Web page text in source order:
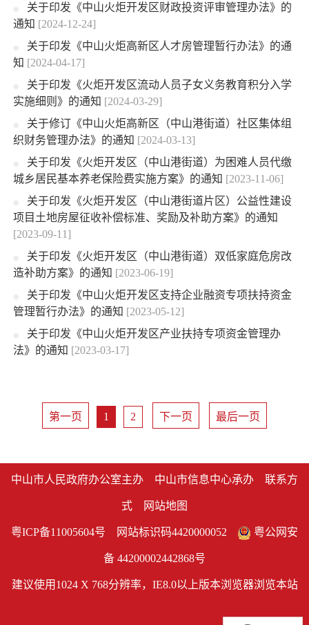
关于印发《中山火炬开发区财政投资评审管理办法》的
通知 [2024-12-24]
关于印发《中山火炬高新区人才房管理暂行办法》的通
知 [2024-04-17]
关于印发《火炬开发区流动人员子女义务教育积分入学
实施细则》的通知 [2024-03-29]
关于修订《中山火炬高新区（中山港街道）社区集体组
织财务管理办法》的通知 [2024-03-13]
关于印发《火炬开发区（中山港街道）为困难人员代缴
城乡居民基本养老保险费实施方案》的通知 [2023-11-06]
关于印发《火炬开发区（中山港街道片区）公益性建设
项目土地房屋征收补偿标准、奖励及补助方案》的通知
[2023-09-11]
关于印发《火炬开发区（中山港街道）双低家庭危房改
造补助方案》的通知 [2023-06-19]
关于印发《中山火炬开发区支持企业融资专项扶持资金
管理暂行办法》的通知 [2023-05-12]
关于印发《中山火炬开发区产业扶持专项资金管理办
法》的通知 [2023-03-17]
第一页 1 2 下一页 最后一页
中山市人民政府办公室主办 中山市信息中心承办 联系方
式 网站地图
粤ICP备11005604号 网站标识码4420000052 粤公网安
备 44200002442868号
建议使用1024 X 768分辨率，IE8.0以上版本浏览器浏览本站